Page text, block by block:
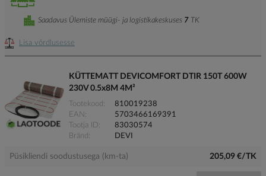
Lisa võrdlusesse
Saadavus Ülemiste müügi- ja logistikakeskuses 7 TK
KÜTTEMATT DEVICOMFORT DTIR 150T 600W
230V 0.5x8M 4M²
Tootekood
810019238
EAN
5703466169391
Tootja ID
83030574
Bränd
DEVI
Püsikliendi soodustusega (km-ta) 205,09 €/TK